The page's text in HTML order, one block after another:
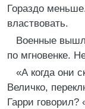
Гораздо
властвовать.
Военные
по мгновенке.
«А когда они
Величко,
Гарри